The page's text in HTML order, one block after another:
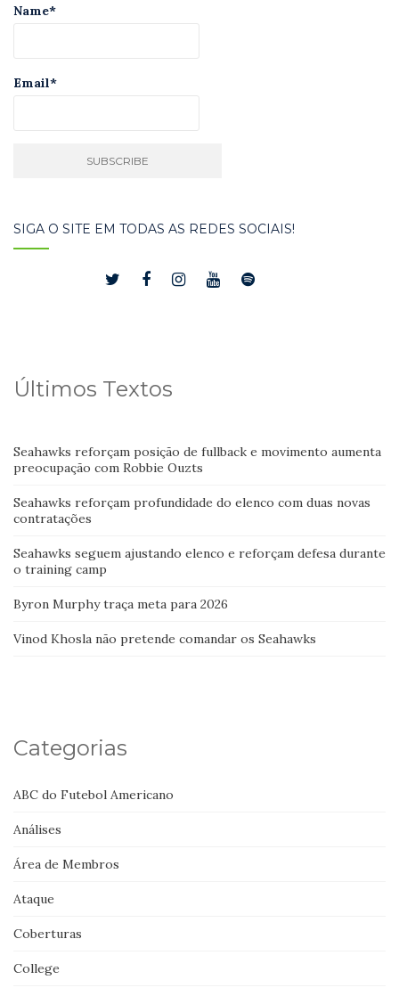
Name*
Email*
SIGA O SITE EM TODAS AS REDES SOCIAIS!
Últimos Textos
Seahawks reforçam posição de fullback e movimento aumenta
preocupação com Robbie Ouzts
Seahawks reforçam profundidade do elenco com duas novas
contratações
Seahawks seguem ajustando elenco e reforçam defesa durante
o training camp
Byron Murphy traça meta para 2026
Vinod Khosla não pretende comandar os Seahawks
Categorias
ABC do Futebol Americano
Análises
Área de Membros
Ataque
Coberturas
College